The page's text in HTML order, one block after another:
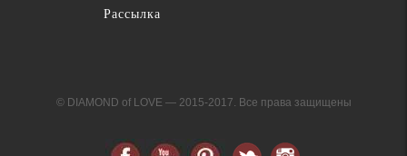
Рассылка
© DIAMOND of LOVE — 2015-2017. Все права защищены